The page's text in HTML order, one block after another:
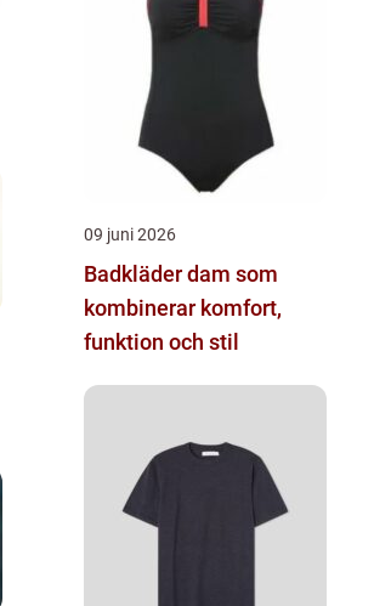
09 juni 2026
Badkläder dam som
kombinerar komfort,
funktion och stil